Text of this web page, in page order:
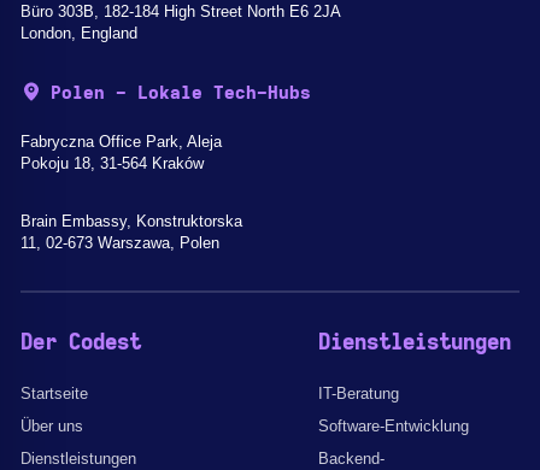
Büro 303B, 182-184 High Street North E6 2JA
London, England
Polen - Lokale Tech-Hubs
Fabryczna Office Park, Aleja
Pokoju 18, 31-564 Kraków
Brain Embassy, Konstruktorska
11, 02-673 Warszawa, Polen
Der Codest
Startseite
Über uns
Dienstleistungen
Dienstleistungen
IT-Beratung
Software-Entwicklung
Backend-